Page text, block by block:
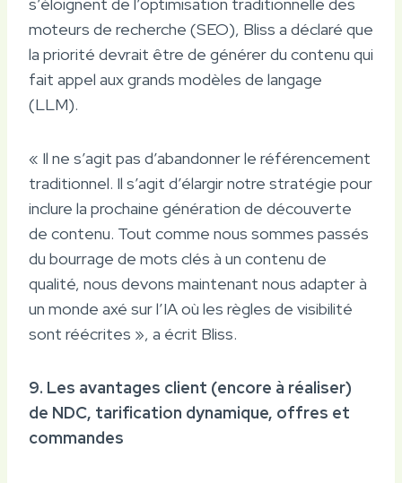
moteurs de recherche (SEO), Bliss a déclaré que
la priorité devrait être de générer du contenu qui
fait appel aux grands modèles de langage
(LLM).
« Il ne s’agit pas d’abandonner le référencement
traditionnel. Il s’agit d’élargir notre stratégie pour
inclure la prochaine génération de découverte
de contenu. Tout comme nous sommes passés
du bourrage de mots clés à un contenu de
qualité, nous devons maintenant nous adapter à
un monde axé sur l’IA où les règles de visibilité
sont réécrites », a écrit Bliss.
9. Les avantages client (encore à réaliser)
de NDC, tarification dynamique, offres et
commandes